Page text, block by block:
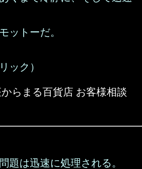
ットーだ。
ック）
からまる百貨店 お客様相談
題は迅速に処理される。